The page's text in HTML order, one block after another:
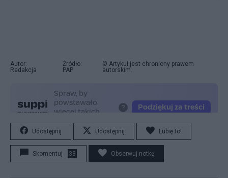
Autor:
Redakcja
Źródło:
PAP
© Artykuł jest chroniony prawem
autorskim.
Udostępnij Udostępnij Lubię to!
Skomentuj 38 Obserwuj notkę